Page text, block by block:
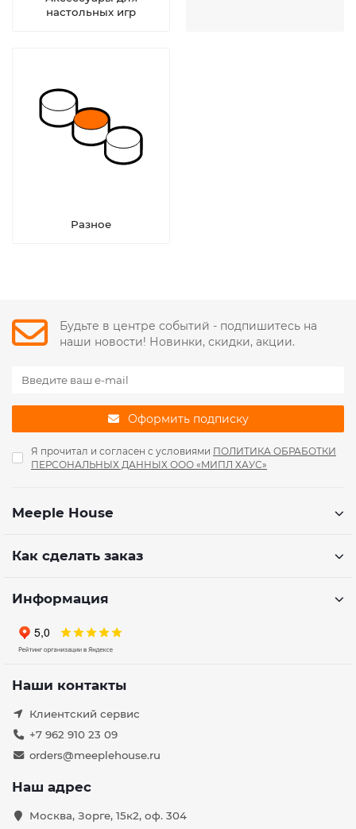
настольных игр
Разное
Будьте в центре событий - подпишитесь на
наши новости! Новинки, скидки, акции.
Оформить подписку
Я прочитал и согласен с условиями ПОЛИТИКА ОБРАБОТКИ
ПЕРСОНАЛЬНЫХ ДАННЫХ ООО «МИПЛ ХАУС»
Meeple House
Как сделать заказ
Информация
Наши контакты
Клиентский сервис
+7 962 910 23 09
orders@meeplehouse.ru
Наш адрес
Москва, Зорге, 15к2, оф. 304